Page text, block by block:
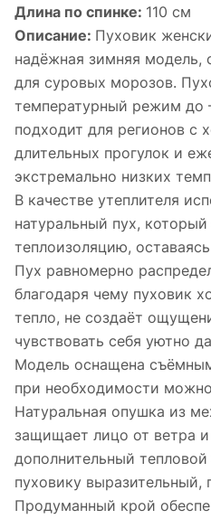
Длина по спинке: 110 см
Описание: Пуховик
надёжная зимняя модель,
для суровых морозов.
температурный режим до
подходит для регионов с
длительных прогулок и
экстремально низких
В качестве утеплителя
натуральный пух,
теплоизоляцию,
Пух равномерно
благодаря чему пуховик
тепло, не создаёт
чувствовать себя уютно
Модель оснащена
при необходимости можно
Натуральная опушка из
защищает лицо от ветра и
дополнительный
пуховику выразительный,
Продуманный крой